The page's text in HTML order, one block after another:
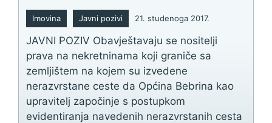
Imovina Javni pozivi 21. studenoga 2017.
JAVNI POZIV Obavještavaju se nositelji
prava na nekretninama koji graniče sa
zemljištem na kojem su izvedene
nerazvrstane ceste da Općina Bebrina kao
upravitelj započinje s postupkom
evidentiranja navedenih nerazvrstanih cesta